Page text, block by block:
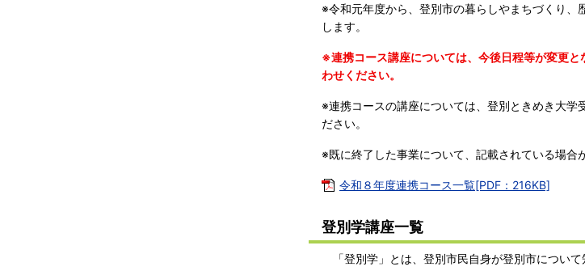
※令和元年度から、登別市の暮らしやまちづくり
します。
※連携コース講座については、今後日程等が変更
わせください。
※連携コースの講座については、登別ときめき大学
ださい。
※既に終了した事業について、記載されている場合
令和８年度連携コース一覧[PDF：216KB]
登別学講座一覧
「登別学」とは、登別市民自身が登別市について